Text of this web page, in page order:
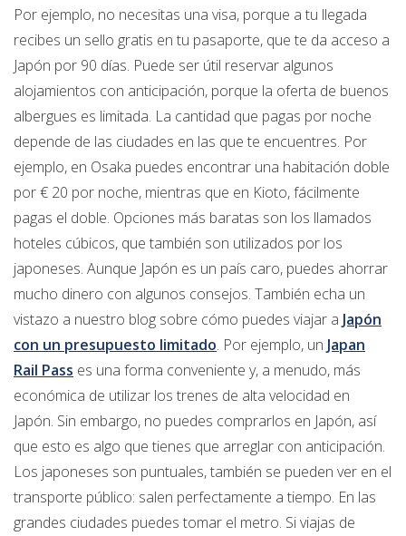
Por ejemplo, no necesitas una visa, porque a tu llegada
recibes un sello gratis en tu pasaporte, que te da acceso a
Japón por 90 días. Puede ser útil reservar algunos
alojamientos con anticipación, porque la oferta de buenos
albergues es limitada. La cantidad que pagas por noche
depende de las ciudades en las que te encuentres. Por
ejemplo, en Osaka puedes encontrar una habitación doble
por € 20 por noche, mientras que en Kioto, fácilmente
pagas el doble. Opciones más baratas son los llamados
hoteles cúbicos, que también son utilizados por los
japoneses. Aunque Japón es un país caro, puedes ahorrar
mucho dinero con algunos consejos. También echa un
vistazo a nuestro blog sobre cómo puedes viajar a Japón
con un presupuesto limitado. Por ejemplo, un Japan
Rail Pass es una forma conveniente y, a menudo, más
económica de utilizar los trenes de alta velocidad en
Japón. Sin embargo, no puedes comprarlos en Japón, así
que esto es algo que tienes que arreglar con anticipación.
Los japoneses son puntuales, también se pueden ver en el
transporte público: salen perfectamente a tiempo. En las
grandes ciudades puedes tomar el metro. Si viajas de